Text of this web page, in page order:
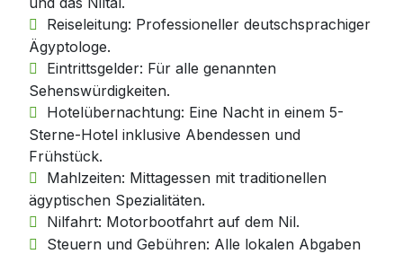
Reiseleitung: Professioneller deutschsprachiger
Ägyptologe.
Eintrittsgelder: Für alle genannten
Sehenswürdigkeiten.
Hotelübernachtung: Eine Nacht in einem 5-
Sterne-Hotel inklusive Abendessen und
Frühstück.
Mahlzeiten: Mittagessen mit traditionellen
ägyptischen Spezialitäten.
Nilfahrt: Motorbootfahrt auf dem Nil.
Steuern und Gebühren: Alle lokalen Abgaben